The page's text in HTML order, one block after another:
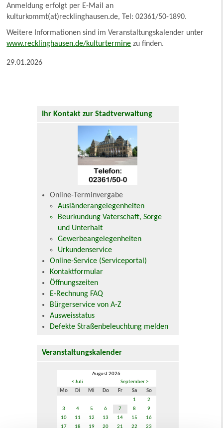
Anmeldung erfolgt per E-Mail an
kulturkommt(at)recklinghausen.de, Tel: 02361/50-1890.
Weitere Informationen sind im Veranstaltungskalender unter
www.recklinghausen.de/kulturtermine zu finden.
29.01.2026
Ihr Kontakt zur Stadtverwaltung
Online-Terminvergabe
Ausländerangelegenheiten
Beurkundung Vaterschaft, Sorge
und Unterhalt
Gewerbeangelegenheiten
Urkundenservice
Online-Service (Serviceportal)
Kontaktformular
Öffnungszeiten
E-Rechnung FAQ
Bürgerservice von A-Z
Ausweisstatus
Defekte Straßenbeleuchtung melden
Veranstaltungskalender
August 2026
< Juli
September >
Mo
Di Mi Do Fr Sa
So
1
2
3
4 5 6 7 8
9
10
11 12 13 14 15
16
17
18 19 20 21 22 23